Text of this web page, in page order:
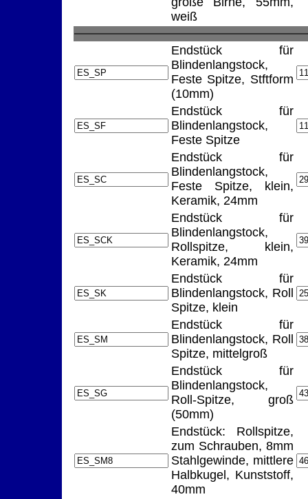
weiß
Endstück für
Blindenlangstock,
Feste Spitze, Stftform
(10mm)
Endstück für
Blindenlangstock,
Feste Spitze
Endstück für
Blindenlangstock,
Feste Spitze, klein,
Keramik, 24mm
Endstück für
Blindenlangstock,
Rollspitze, klein,
Keramik, 24mm
Endstück für
Blindenlangstock, Roll
Spitze, klein
Endstück für
Blindenlangstock, Roll
Spitze, mittelgroß
Endstück für
Blindenlangstock,
Roll-Spitze, groß
(50mm)
Endstück: Rollspitze,
zum Schrauben, 8mm
Stahlgewinde, mittlere
Halbkugel, Kunststoff,
40mm